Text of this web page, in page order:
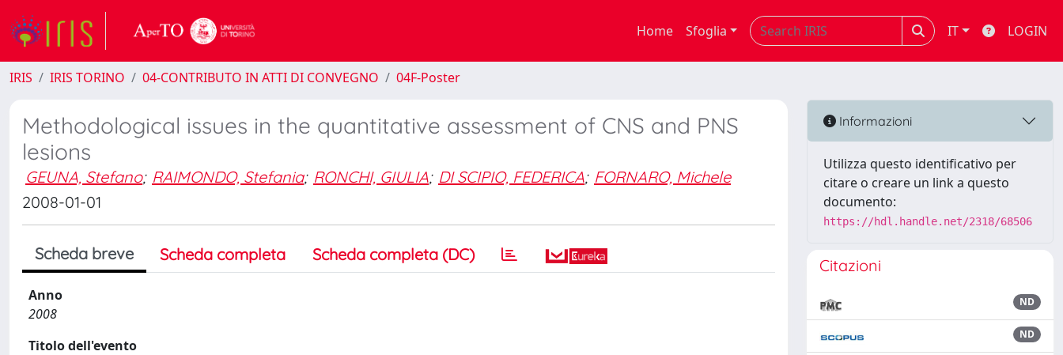
Home Sfoglia IT LOGIN
IRIS IRIS TORINO 04-CONTRIBUTO IN ATTI DI CONVEGNO 04F-Poster
Methodological issues in the quantitative assessment of CNS and PNS
lesions
GEUNA, Stefano; RAIMONDO, Stefania; RONCHI, GIULIA; DI SCIPIO, FEDERICA; FORNARO, Michele
2008-01-01
Scheda breve Scheda completa Scheda completa (DC)
Anno
2008
Titolo dell'evento
Informazioni
Utilizza questo identificativo per
citare o creare un link a questo
documento:
https://hdl.handle.net/2318/68506
Citazioni
ND
ND